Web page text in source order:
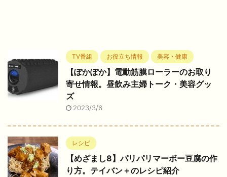
TV番組 お役立ち情報 美容・健康
【ぽかぽか】電動筋膜ローラーのお取り
寄せ情報。昼飲み主婦トーク・美容グッ
ズ
2023/3/6
レシピ
【めざまし8】パリパリマーボー豆腐の作
り方。テイバン＋のレシピ紹介